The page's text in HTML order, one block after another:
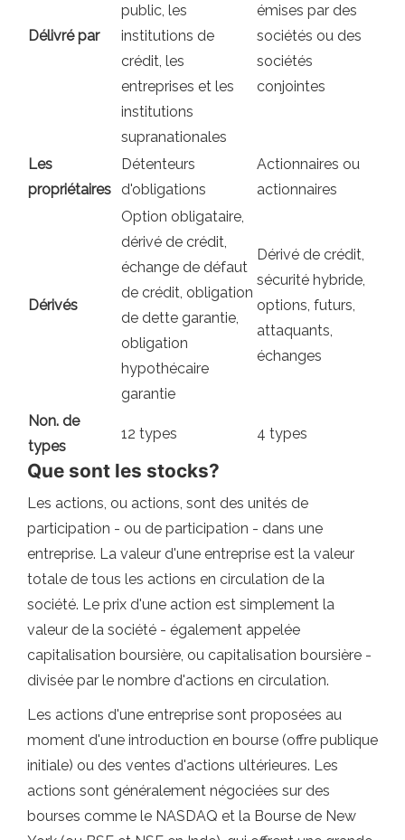
Délivré par
public, les
institutions de
crédit, les
entreprises et les
institutions
supranationales
émises par des
sociétés ou des
sociétés
conjointes
Les
propriétaires
Détenteurs
d'obligations
Actionnaires ou
actionnaires
Dérivés
Option obligataire,
dérivé de crédit,
échange de défaut
de crédit, obligation
de dette garantie,
obligation
hypothécaire
garantie
Dérivé de crédit,
sécurité hybride,
options, futurs,
attaquants,
échanges
Non. de
types
12 types 4 types
Que sont les stocks?
Les actions, ou actions, sont des unités de
participation - ou de participation - dans une
entreprise. La valeur d'une entreprise est la valeur
totale de tous les actions en circulation de la
société. Le prix d'une action est simplement la
valeur de la société - également appelée
capitalisation boursière, ou capitalisation boursière -
divisée par le nombre d'actions en circulation.
Les actions d'une entreprise sont proposées au
moment d'une introduction en bourse (offre publique
initiale) ou des ventes d'actions ultérieures. Les
actions sont généralement négociées sur des
bourses comme le NASDAQ et la Bourse de New